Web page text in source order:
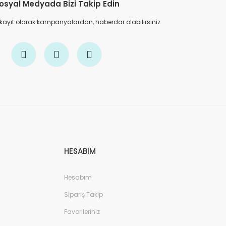
Medyada Bizi Takip Edin
olarak kampanyalardan, haberdar olabilirsiniz.
HESABIM
Hesabım
Sipariş Takip
Favorileriniz